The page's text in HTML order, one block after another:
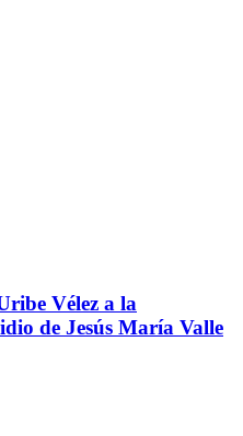
Vélez a la
de Jesús María Valle